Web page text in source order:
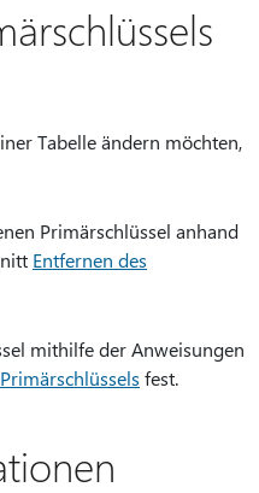
Tabelle ändern möchten,
Primärschlüssel anhand
Entfernen des
mithilfe der Anweisungen
fest.